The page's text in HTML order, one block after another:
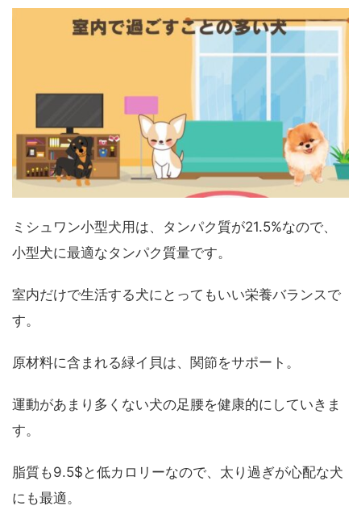
ミシュワン小型犬用は、タンパク質が21.5%なので、
小型犬に最適なタンパク質量です。
室内だけで生活する犬にとってもいい栄養バランスで
す。
原材料に含まれる緑イ貝は、関節をサポート。
運動があまり多くない犬の足腰を健康的にしていきま
す。
脂質も9.5$と低カロリーなので、太り過ぎが心配な犬
にも最適。